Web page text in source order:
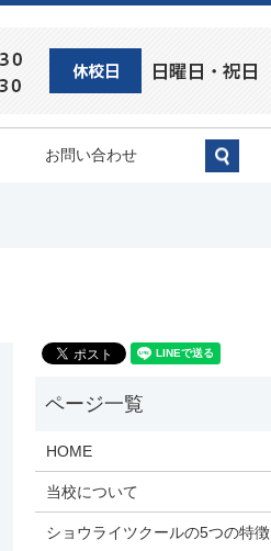
お問い合わせ
search
HOME
当校について
ショウライツクールの5つの特徴